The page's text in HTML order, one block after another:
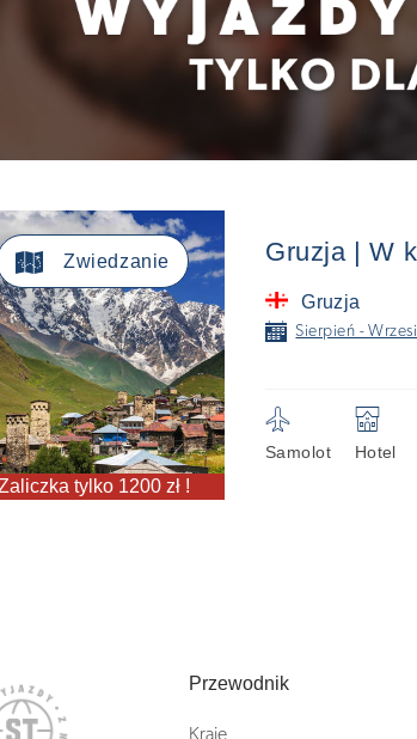
tylko 1200 zł !
Zwiedzanie
 Gruzja | W
Gruzja
📅 Sierpień -
✈
Samolot
🏨
Hotel
Przewodnik
Kraje